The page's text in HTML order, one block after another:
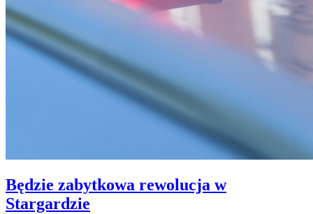
Będzie zabytkowa rewolucja w
Stargardzie